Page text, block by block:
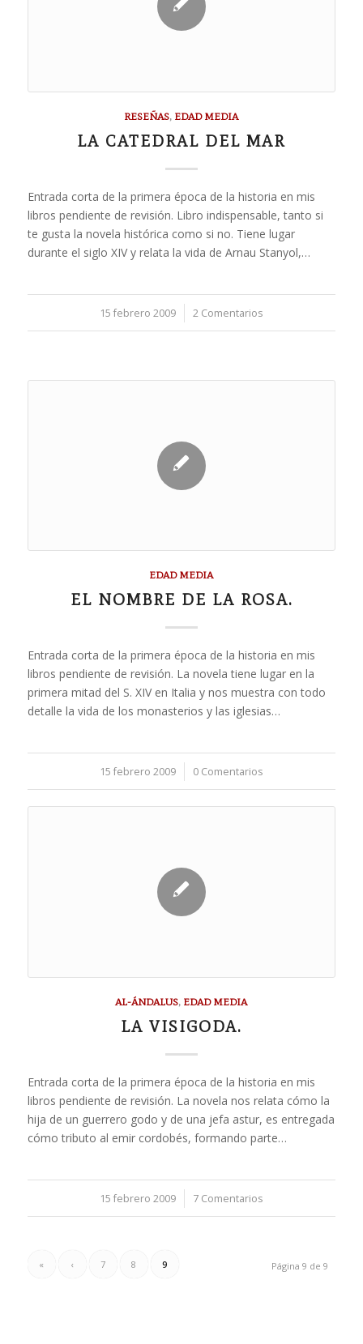
RESEÑAS, EDAD MEDIA
LA CATEDRAL DEL MAR
Entrada corta de la primera época de la historia en mis
libros pendiente de revisión. Libro indispensable, tanto si
te gusta la novela histórica como si no. Tiene lugar
durante el siglo XIV y relata la vida de Arnau Stanyol,…
15 febrero 2009
/ 2 Comentarios
EDAD MEDIA
EL NOMBRE DE LA ROSA.
Entrada corta de la primera época de la historia en mis
libros pendiente de revisión. La novela tiene lugar en la
primera mitad del S. XIV en Italia y nos muestra con todo
detalle la vida de los monasterios y las iglesias…
15 febrero 2009
/ 0 Comentarios
AL-ÁNDALUS, EDAD MEDIA
LA VISIGODA.
Entrada corta de la primera época de la historia en mis
libros pendiente de revisión. La novela nos relata cómo la
hija de un guerrero godo y de una jefa astur, es entregada
cómo tributo al emir cordobés, formando parte…
15 febrero 2009
/ 7 Comentarios
Página 9 de 9
« ‹ 7 8 9